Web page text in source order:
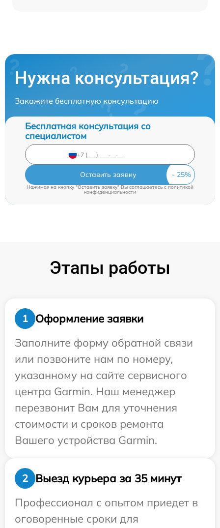
Нужна консультация?
Закажите бесплатную консультацию
Бесплатная консультация со
специалистом
Оставить заявку
Нажимая на кнопку "Оставить заявку" Вы соглашаетесь cполитикой
конфиденциальности
Этапы работы
1
Оформление заявки
Заполните форму обратной связи
или позвоните нам по номеру,
указанному на сайте сервисного
центра Garmin. Наш менеджер
перезвонит Вам для уточнения
стоимости и сроков ремонта
Вашего устройства Garmin.
2
Выезд курьера за 35 минут
Профессионал с опытом приедет в
оговоренные сроки для